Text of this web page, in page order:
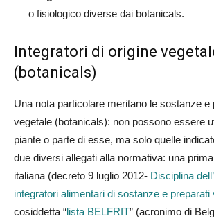
o fisiologico diverse dai botanicals.
Integratori di origine
(botanicals)
Una nota particolare meritano le sostanze e
vegetale (botanicals): non possono essere
piante o parte di esse, ma solo quelle
due diversi allegati alla normativa: una
italiana (decreto 9 luglio 2012- Disciplina
integratori alimentari di sostanze e preparati
cosiddetta “lista BELFRIT” (acronimo di